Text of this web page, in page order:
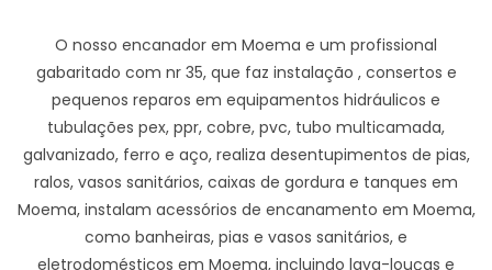
O nosso encanador em Moema e um profissional
gabaritado com nr 35, que faz instalação , consertos e
pequenos reparos em equipamentos hidráulicos e
tubulações pex, ppr, cobre, pvc, tubo multicamada,
galvanizado, ferro e aço, realiza desentupimentos de pias,
ralos, vasos sanitários, caixas de gordura e tanques em
Moema, instalam acessórios de encanamento em Moema,
como banheiras, pias e vasos sanitários, e
eletrodomésticos em Moema, incluindo lava-louças e